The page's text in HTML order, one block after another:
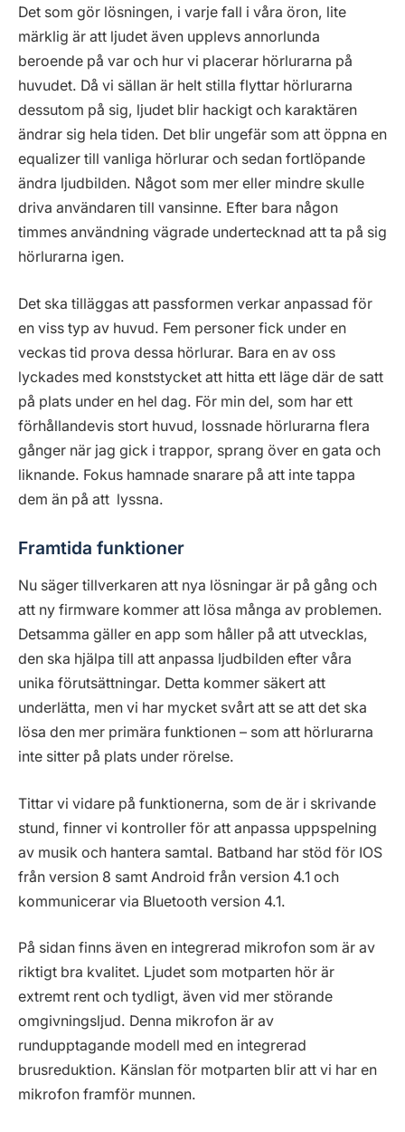
Det som gör lösningen, i varje fall i våra öron, lite
märklig är att ljudet även upplevs annorlunda
beroende på var och hur vi placerar hörlurarna på
huvudet. Då vi sällan är helt stilla flyttar hörlurarna
dessutom på sig, ljudet blir hackigt och karaktären
ändrar sig hela tiden. Det blir ungefär som att öppna en
equalizer till vanliga hörlurar och sedan fortlöpande
ändra ljudbilden. Något som mer eller mindre skulle
driva användaren till vansinne. Efter bara någon
timmes användning vägrade undertecknad att ta på sig
hörlurarna igen.
Det ska tilläggas att passformen verkar anpassad för
en viss typ av huvud. Fem personer fick under en
veckas tid prova dessa hörlurar. Bara en av oss
lyckades med konststycket att hitta ett läge där de satt
på plats under en hel dag. För min del, som har ett
förhållandevis stort huvud, lossnade hörlurarna flera
gånger när jag gick i trappor, sprang över en gata och
liknande. Fokus hamnade snarare på att inte tappa
dem än på att lyssna.
Framtida funktioner
Nu säger tillverkaren att nya lösningar är på gång och
att ny firmware kommer att lösa många av problemen.
Detsamma gäller en app som håller på att utvecklas,
den ska hjälpa till att anpassa ljudbilden efter våra
unika förutsättningar. Detta kommer säkert att
underlätta, men vi har mycket svårt att se att det ska
lösa den mer primära funktionen – som att hörlurarna
inte sitter på plats under rörelse.
Tittar vi vidare på funktionerna, som de är i skrivande
stund, finner vi kontroller för att anpassa uppspelning
av musik och hantera samtal. Batband har stöd för IOS
från version 8 samt Android från version 4.1 och
kommunicerar via Bluetooth version 4.1.
På sidan finns även en integrerad mikrofon som är av
riktigt bra kvalitet. Ljudet som motparten hör är
extremt rent och tydligt, även vid mer störande
omgivningsljud. Denna mikrofon är av
rundupptagande modell med en integrerad
brusreduktion. Känslan för motparten blir att vi har en
mikrofon framför munnen.